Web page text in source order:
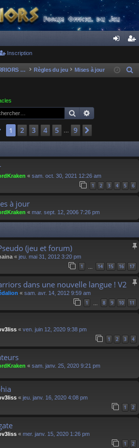
ne cri
Inscription
GODWARRIORS - LE JEU Règles du jeu Mises à jour
e
Rechercher
Page 1sur
1 2 3 4 5 9
« sam. oct. 30, 2021 12:26 am
1 2 3 4 5 6
à jour
« mar. sept. 12, 2006 7:26 pm
(jeu et forum)
« jeu. mai 31, 2012 3:20 pm
1 14 15 16 17
dans une nouvelle langue ! V2
« sam. avr. 14, 2012 9:59 am
1 8 9 10 11
« ven. juin 12, 2020 9:38 pm
1 2 3 4
« sam. janv. 25, 2020 9:21 pm
« jeu. janv. 16, 2020 4:08 pm
1 2
« mer. janv. 15, 2020 1:26 pm
1 2